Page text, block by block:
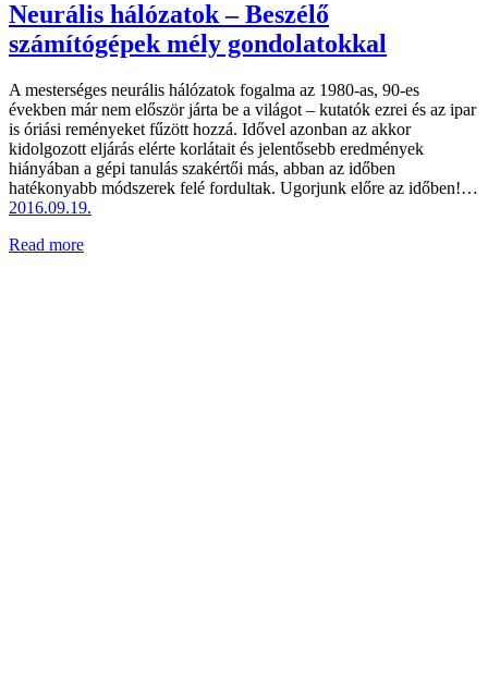
Neurális hálózatok – Beszélő
számítógépek mély gondolatokkal
A mesterséges neurális hálózatok fogalma az 1980-as, 90-es
években már nem először járta be a világot – kutatók ezrei és az ipar
is óriási reményeket fűzött hozzá. Idővel azonban az akkor
kidolgozott eljárás elérte korlátait és jelentősebb eredmények
hiányában a gépi tanulás szakértői más, abban az időben
hatékonyabb módszerek felé fordultak. Ugorjunk előre az időben!…
2016.09.19.
Read more